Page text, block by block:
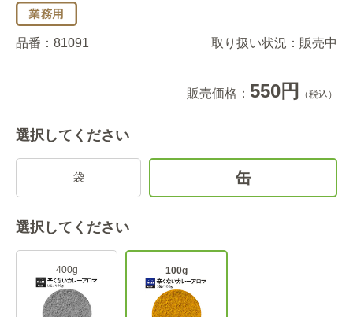
品番： 81091 取り扱い状況： 販売中
販売価格： 550円 （税込）
選択してください
袋 缶
選択してください
400g 100g